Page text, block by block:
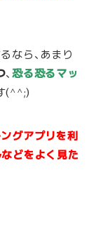
なら、あまり
、恐る恐るマッ
(^^;)
グアプリを利
どをよく見た